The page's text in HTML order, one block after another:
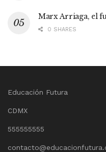
Marx Arriaga, el
0 SHARES
Educación Futura
CDMX
555555555